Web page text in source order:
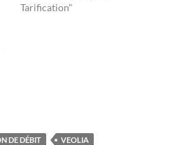
Tarification"
DE DÉBIT VEOLIA